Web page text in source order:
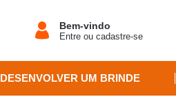
Bem-vindo
Entre ou cadastre-se
DESENVOLVER UM BRINDE